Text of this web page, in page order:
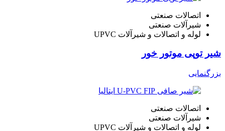
اتصالات صنعتی
شیرآلات صنعتی
لوله و اتصالات و شیرآلات UPVC
شیر توپی موتور خور
بزرگنمایی
اتصالات صنعتی
شیرآلات صنعتی
لوله و اتصالات و شیرآلات UPVC